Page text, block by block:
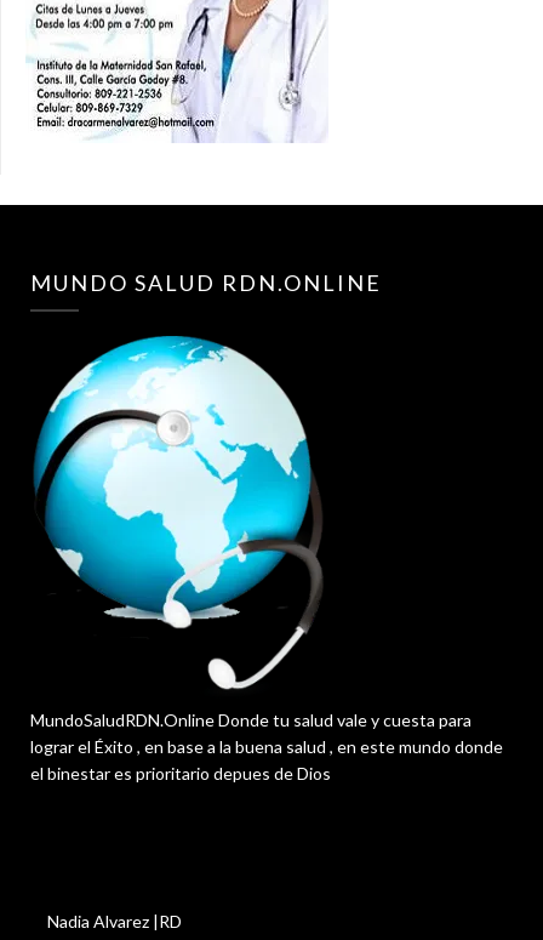
MUNDO SALUD RDN.ONLINE
MundoSaludRDN.Online Donde tu salud vale y cuesta para
lograr el Éxito , en base a la buena salud , en este mundo donde
el binestar es prioritario depues de Dios
Nadia Alvarez |RD